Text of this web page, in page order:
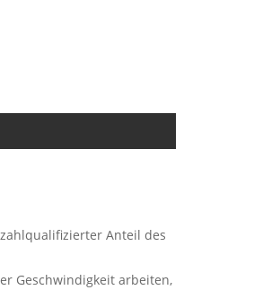
Anteil des
Geschwindigkeit arbeiten,